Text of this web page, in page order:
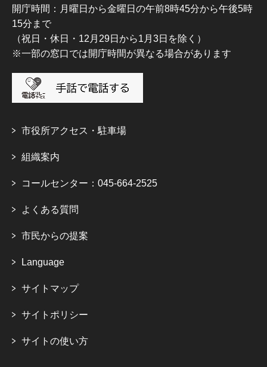
開庁時間：月曜日から金曜日の午前8時45分から午後5時
15分まで
（祝日・休日・12月29日から1月3日を除く）
※一部の窓口では開庁時間が異なる場合があります
市役所アクセス・駐車場
組織案内
コールセンター：045-664-2525
よくある質問
市民からの提案
Language
サイトマップ
サイトポリシー
サイトの使い方